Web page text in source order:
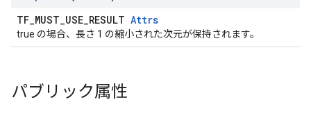
TF_MUST_USE_RESULT Attrs
true の場合、長さ 1 の縮小された次元が保持されます。
パブリック属性